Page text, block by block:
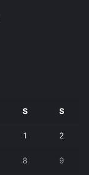
S S
1 2
8 9